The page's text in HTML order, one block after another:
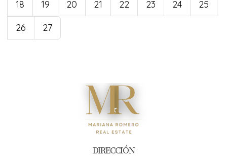
18
19 20 21 22 23 24
25
26
27
DIRECCIÓN